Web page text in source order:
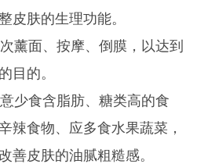
皮肤的生理功能。
面、按摩、倒膜，以达到
目的。
食含脂肪、糖类高的食
辣食物、应多食水果蔬菜，
善皮肤的油腻粗糙感。